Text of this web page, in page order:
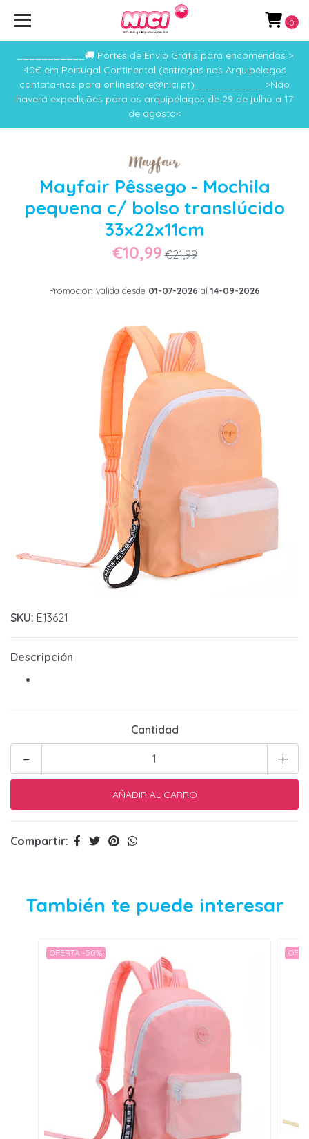
___________🚚 Portes de Envio Grátis para encomendas >
40€ em Portugal Continental (entregas nos Arquipélagos
contata-nos para onlinestore@nici.pt)___________ >Não
haverá expedições para os arquipélagos de 29 de julho a 17
de agosto<
0
Mayfair Pêssego - Mochila
pequena c/ bolso translúcido
33x22x11cm
€10,99 €21,99
Promoción válida desde 01-07-2026 al 14-09-2026
SKU: E13621
Descripción
Cantidad
+
-
Compartir:
También te puede interesar
OFERTA -50%